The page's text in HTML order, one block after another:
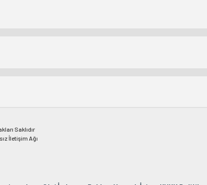
Saklıdır
İletişim Ağı